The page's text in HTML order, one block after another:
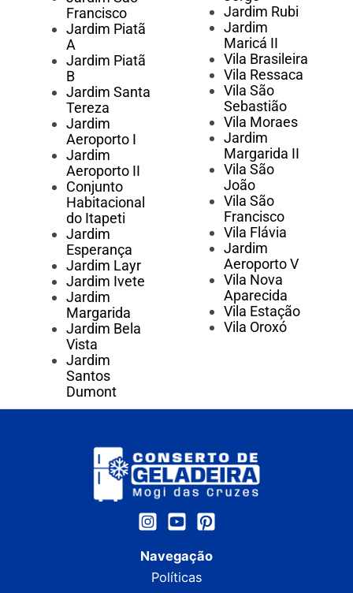
Francisco
Jardim Piatã
A
Jardim Piatã
B
Jardim Santa
Tereza
Jardim
Aeroporto I
Jardim
Aeroporto II
Conjunto
Habitacional
do Itapeti
Jardim
Esperança
Jardim Layr
Jardim Ivete
Jardim
Margarida
Jardim Bela
Vista
Jardim
Santos
Dumont
Jardim Rubi
Jardim
Maricá II
Vila Brasileira
Vila Ressaca
Vila São
Sebastião
Vila Moraes
Jardim
Margarida II
Vila São
João
Vila São
Francisco
Vila Flávia
Jardim
Aeroporto V
Vila Nova
Aparecida
Vila Estação
Vila Oroxó
Navegação
Políticas